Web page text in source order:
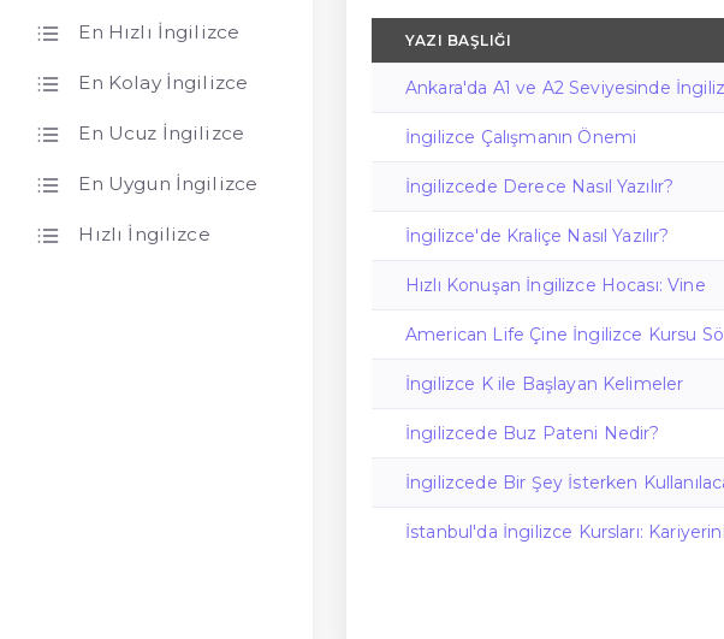
En Hızlı İngilizce
En Kolay İngilizce
En Ucuz İngilizce
En Uygun İngilizce
Hızlı İngilizce
YAZI BAŞLIĞI
Ankara'da A1 ve A2 Seviyesinde
İngilizce Çalışmanın Önemi
İngilizcede Derece Nasıl Yazılır?
İngilizce'de Kraliçe Nasıl Yazılır?
Hızlı Konuşan İngilizce Hocası: Vine
American Life Çine İngilizce Kursu
İngilizce K ile Başlayan Kelimeler
İngilizcede Buz Pateni Nedir?
İngilizcede Bir Şey İsterken
İstanbul'da İngilizce Kursları: